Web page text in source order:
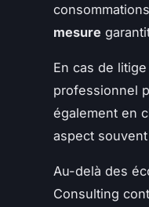
mesure
En cas de
professionnel
également en
aspect
Au-delà des
Consulting